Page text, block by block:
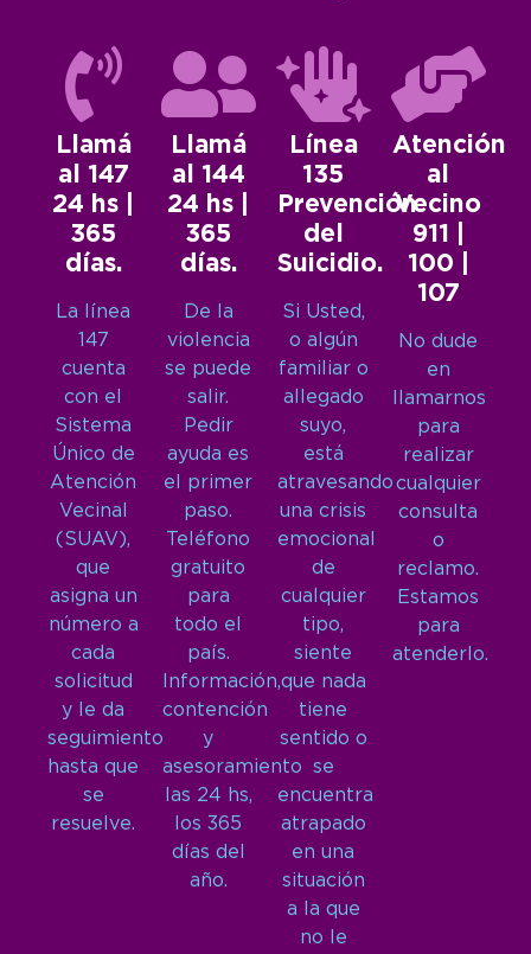
Llamá
al 147
24 hs |
365
días.
La línea
147
cuenta
con el
Sistema
Único de
Atención
Vecinal
(SUAV),
que
asigna un
número a
cada
solicitud
y le da
seguimiento
hasta que
se
resuelve.
Llamá
al 144
24 hs |
365
días.
De la
violencia
se puede
salir.
Pedir
ayuda es
el primer
paso.
Teléfono
gratuito
para
todo el
país.
Información,
contención
y
asesoramiento
las 24 hs,
los 365
días del
año.
Línea
135
Prevención
del
Suicidio.
Si Usted,
o algún
familiar o
allegado
suyo,
está
atravesando
una crisis
emocional
de
cualquier
tipo,
siente
que nada
tiene
sentido o
se
encuentra
atrapado
en una
situación
a la que
no le
Atención
al
Vecino
911 |
100 |
107
No dude
en
llamarnos
para
realizar
cualquier
consulta
o
reclamo.
Estamos
para
atenderlo.